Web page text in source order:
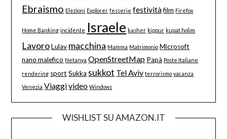
Ebraismo Elezioni Explorer fesserie festività film Firefox
Home Banking incidente Israele kasher kippur kupat holim
Lavoro Lulav macchina Mamma Matrimonio Microsoft
nano malefico Netanya OpenStreetMap Papà Poste Italiane
rendering sport Sukka sukkot Tel Aviv terrorismo vacanza
Venezia Viaggivideo Windows
WISHLIST SU AMAZON.IT